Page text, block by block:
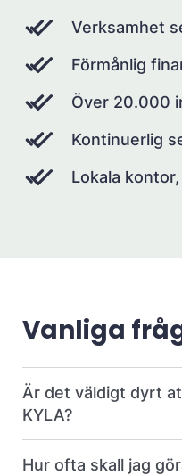
Verksamhet
Förmånlig
Över 20.000
Kontinuerlig
Lokala
Vanliga
Är det väldigt dyrt
KYLA?
Hur ofta skall jag